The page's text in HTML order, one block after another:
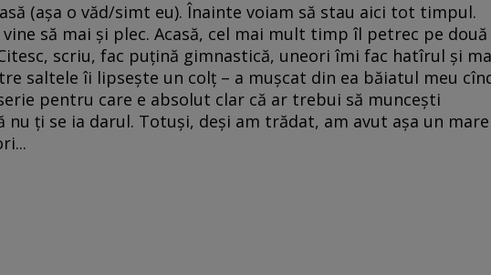
(aşa o văd/simt eu). Înainte voiam să stau aici tot timpul.
să mai şi plec. Acasă, cel mai mult timp îl petrec pe două
scriu, fac puţină gimnastică, uneori îmi fac hatîrul şi
saltele îi lipseşte un colţ – a muşcat din ea băiatul meu
pentru care e absolut clar că ar trebui să munceşti
nu ţi se ia darul. Totuşi, deşi am trădat, am avut aşa un mare